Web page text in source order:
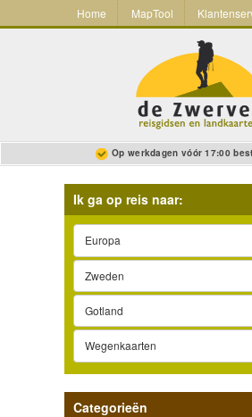
Home MapTool
Op werkdagen vóór 17:00
Ik ga op reis naar:
Europa
Zweden
Gotland
Wegenkaarten
Categorieën